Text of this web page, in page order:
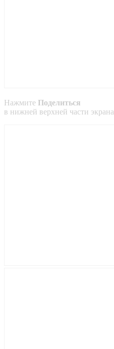
Нажмите Поделиться
в нижней верхней части экрана